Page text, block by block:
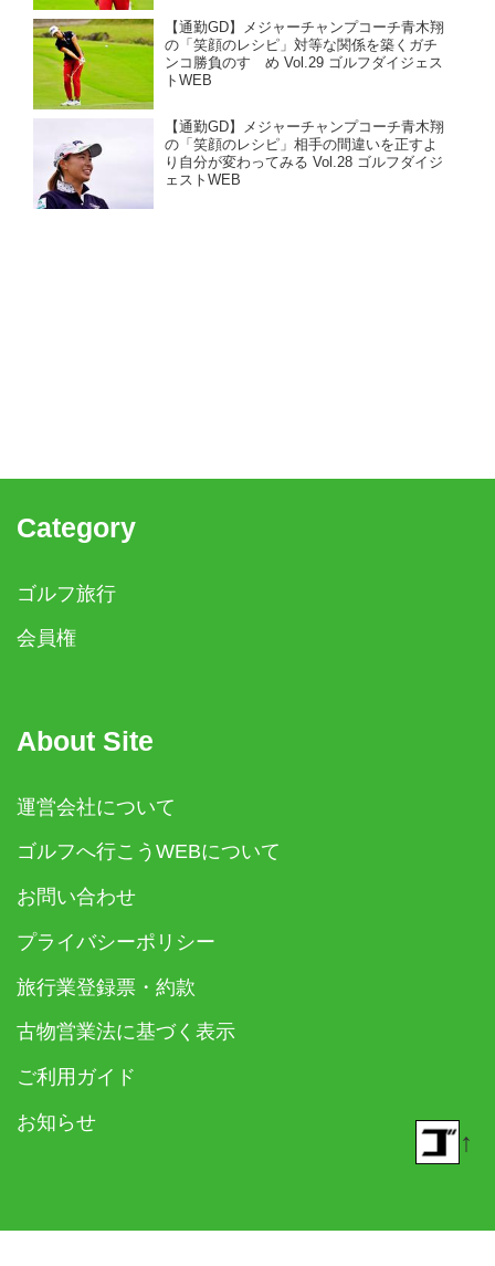
【通勤GD】メジャーチャンプコーチ青木翔
の「笑顔のレシピ」対等な関係を築くガチ
ンコ勝負のすゝめ Vol.29 ゴルフダイジェス
トWEB
【通勤GD】メジャーチャンプコーチ青木翔
の「笑顔のレシピ」相手の間違いを正すよ
り自分が変わってみる Vol.28 ゴルフダイジ
ェストWEB
Category
ゴルフ旅行
会員権
About Site
運営会社について
ゴルフへ行こうWEBについて
お問い合わせ
プライバシーポリシー
旅行業登録票・約款
古物営業法に基づく表示
ご利用ガイド
お知らせ
↑